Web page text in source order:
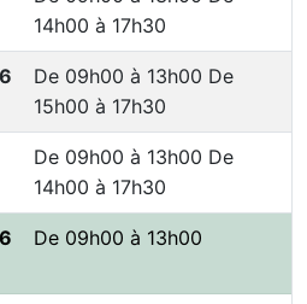
14h00 à 17h30
De 09h00 à 13h00 De
15h00 à 17h30
De 09h00 à 13h00 De
14h00 à 17h30
De 09h00 à 13h00